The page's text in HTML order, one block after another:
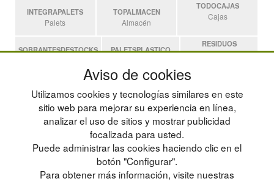
INTEGRAPALETS
Palets
TOPALMACEN
Almacén
TODOCAJAS
Cajas
SOBRANTESDESTOCKS PALETSPLASTICO
RESIDUOS
Residuos
Estanterias
POLÍTICA DE PRIVACIDAD
CONDICIONES DE USO
CAMBIOS Y DEVOLUCIONES
CONTACTO
MAPA WEB
PREGUNTAS FRECUENTES
INGRESA A TU CUENTA
Aviso de cookies
Utilizamos cookies y tecnologías similares en este
sitio web para mejorar su experiencia en línea,
analizar el uso de sitios y mostrar publicidad
focalizada para usted.
Puede administrar las cookies haciendo clic en el
botón "Configurar".
Para obtener más información, visite nuestras